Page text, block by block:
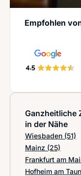
Empfohlen
Ganzheitliche
in der Nähe
Wiesbaden (51)
Mainz (25)
Frankfurt am
Hofheim am